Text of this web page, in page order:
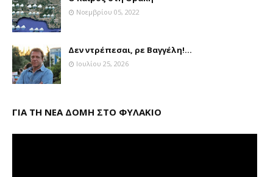
Νοεμβρίου 05, 2022
Δεν ντρέπεσαι, ρε Βαγγέλη!...
Ιουλίου 25, 2026
ΓΙΑ ΤΗ ΝΕΑ ΔΟΜΗ ΣΤΟ ΦΥΛΑΚΙΟ